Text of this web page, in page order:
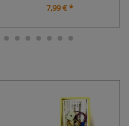
7,99 € *